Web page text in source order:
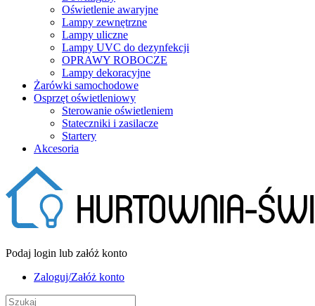
Oświetlenie awaryjne
Lampy zewnętrzne
Lampy uliczne
Lampy UVC do dezynfekcji
OPRAWY ROBOCZE
Lampy dekoracyjne
Żarówki samochodowe
Osprzęt oświetleniowy
Sterowanie oświetleniem
Stateczniki i zasilacze
Startery
Akcesoria
Podaj login lub załóż konto
Zaloguj/Załóż konto